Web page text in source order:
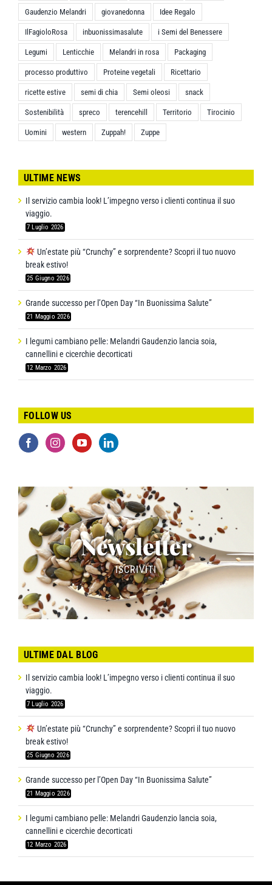
Gaudenzio Melandri giovanedonna Idee Regalo
IlFagioloRosa inbuonissimasalute i Semi del Benessere
Legumi Lenticchie Melandri in rosa Packaging
processo produttivo Proteine vegetali Ricettario
ricette estive semi di chia Semi oleosi snack
Sostenibilità spreco terencehill Territorio Tirocinio
Uomini western Zuppah! Zuppe
ULTIME NEWS
Il servizio cambia look! L’impegno verso i clienti continua il suo
viaggio.
7 Luglio 2026
Un’estate più “Crunchy” e sorprendente? Scopri il tuo nuovo
break estivo!
25 Giugno 2026
Grande successo per l’Open Day “In Buonissima Salute”
21 Maggio 2026
I legumi cambiano pelle: Melandri Gaudenzio lancia soia,
cannellini e cicerchie decorticati
12 Marzo 2026
FOLLOW US
Newsletter
ISCRIVITI
ULTIME DAL BLOG
Il servizio cambia look! L’impegno verso i clienti continua il suo
viaggio.
7 Luglio 2026
Un’estate più “Crunchy” e sorprendente? Scopri il tuo nuovo
break estivo!
25 Giugno 2026
Grande successo per l’Open Day “In Buonissima Salute”
21 Maggio 2026
I legumi cambiano pelle: Melandri Gaudenzio lancia soia,
cannellini e cicerchie decorticati
12 Marzo 2026